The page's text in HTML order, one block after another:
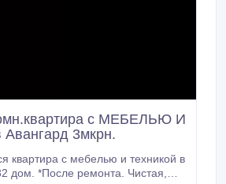
с МЕБЕЛЬЮ И
3мкрн.
квартира с мебелью и техникой в